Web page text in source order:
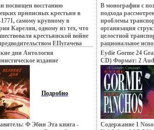
После .
посвящен восстанию
приписных крестьян в
1771, самому крупному в
Карелии, одному из тех, что
крестьянской войне
ЕПугачева
вфыхе Виктор Чехов.
дни Антология
издание
Хорошая Издательство:
литература Москва, 1977 г
536 стр Тираж: 50000
70x90/16 (~170х215 мм)
бумага инфо 8088q.
Подробно
Ф Эбин Эта книга -
познакомиться с
соседней страны,
побывал там и
именами и
книге
много интересных
своем городе и его
созданных
финского Автор
Форслунд.
Рецензии c 290-
Сказки для
(показать всех
Лонгиер Barry
Родился в
Пенсильвания
Уэйна, работал на
открыл
1977 г -
Первое НФ-
"Проверки"
Fiction", 1978 г) .
В монографии с
подхода
проблемы
организация
целостной
рациональное
транспортных
видов транспорта
дефиците;
стимулирование
транспортных
вопросы
системы в
перевозок
Авторы Иван
Eydie Gorme 24
CD) Формат: 2
Дистрибьютор:
товары
аудионосителей
Импортное издание
Содержание 1